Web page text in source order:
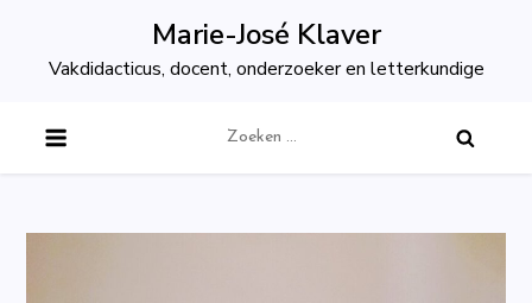
content
Marie-José Klaver
Vakdidacticus, docent, onderzoeker en letterkundige
naar: